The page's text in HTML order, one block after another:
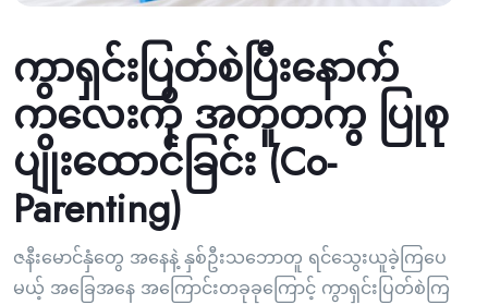
ကွာရှင်းပြတ်စဲပြီးနောက်
ကလေးကို အတူတကွ ပြုစု
ပျိုးထောင်ခြင်း (Co-
Parenting)
ဇနီးမောင်နှံတွေ အနေနဲ့ နှစ်ဦးသဘောတူ ရင်သွေးယူခဲ့ကြပေ
မယ့် အခြေအနေ အကြောင်းတခုခုကြောင့် ကွာရှင်းပြတ်စဲကြ